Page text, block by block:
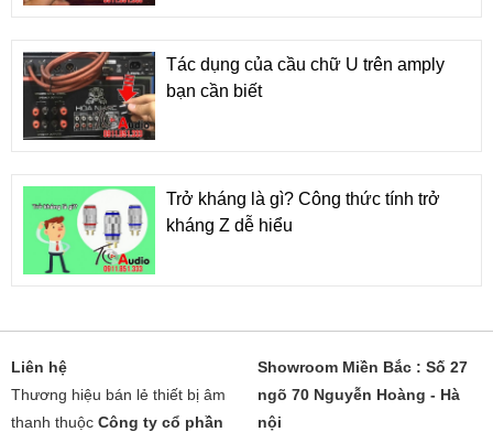
Tác dụng của cầu chữ U trên amply
bạn cần biết
Trở kháng là gì? Công thức tính trở
kháng Z dễ hiểu
Liên hệ
Thương hiệu bán lẻ thiết bị âm
thanh thuộc Công ty cổ phần
Showroom Miền Bắc : Số 27
ngõ 70 Nguyễn Hoàng - Hà
nội